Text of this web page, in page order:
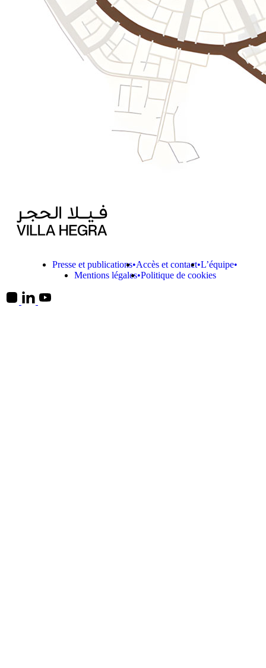
Presse et publications Accès et contact L’équipe
Mentions légales Politique de cookies